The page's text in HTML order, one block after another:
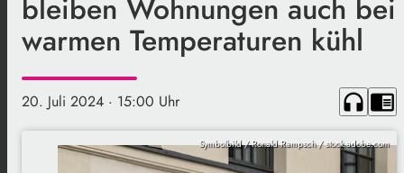
bleiben Wohnungen auch bei
warmen Temperaturen kühl
20. Juli 2024 · 15:00 Uhr headphones chrome_reader_mode
Symbolbild / Ronald Rampsch / stock.adobe.com